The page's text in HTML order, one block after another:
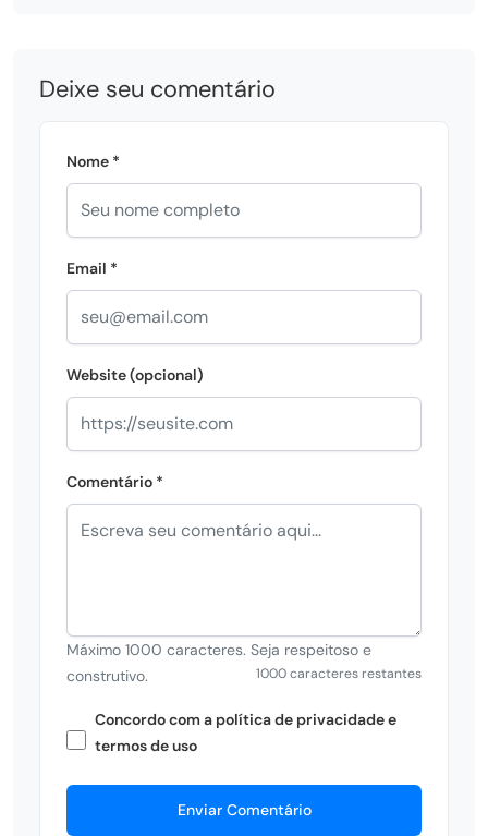
Deixe seu comentário
Nome *
Email *
Website (opcional)
Comentário *
Máximo 1000 caracteres. Seja respeitoso e
construtivo.
1000 caracteres restantes
Concordo com a política de privacidade e
termos de uso
Enviar Comentário